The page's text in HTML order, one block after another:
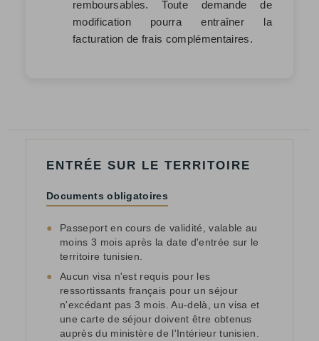
remboursables. Toute demande de
modification pourra entraîner la
facturation de frais complémentaires.
ENTRÉE SUR LE TERRITOIRE
Documents obligatoires
●
Passeport en cours de validité, valable au
moins 3 mois après la date d'entrée sur le
territoire tunisien.
●
Aucun visa n'est requis pour les
ressortissants français pour un séjour
n'excédant pas 3 mois. Au-delà, un visa et
une carte de séjour doivent être obtenus
auprès du ministère de l'Intérieur tunisien.